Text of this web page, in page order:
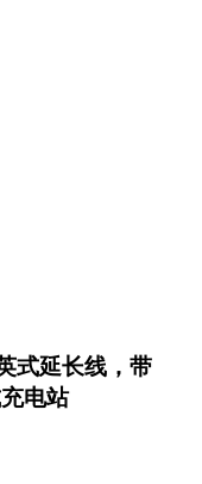
式延长线，带
电站